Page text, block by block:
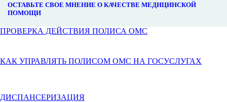
ОСТАВЬТЕ СВОЕ МНЕНИЕ О КАЧЕСТВЕ МЕДИЦИНСКОЙ
ПОМОЩИ
ПРОВЕРКА ДЕЙСТВИЯ ПОЛИСА ОМС
КАК УПРАВЛЯТЬ ПОЛИСОМ ОМС НА ГОСУСЛУГАХ
ДИСПАНСЕРИЗАЦИЯ